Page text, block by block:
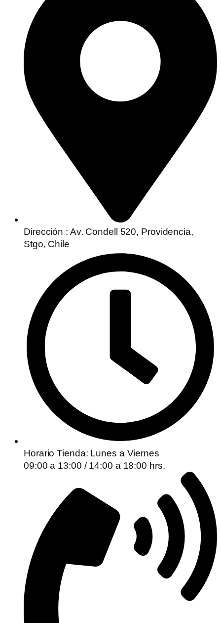
Dirección : Av. Condell 520, Providencia,
Stgo, Chile
Horario Tienda: Lunes a Viernes
09:00 a 13:00 / 14:00 a 18:00 hrs.